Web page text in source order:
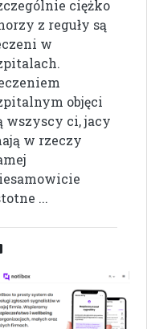
ciężko
z reguły są
w
objęci
wszyscy ci, jacy
w rzeczy
...